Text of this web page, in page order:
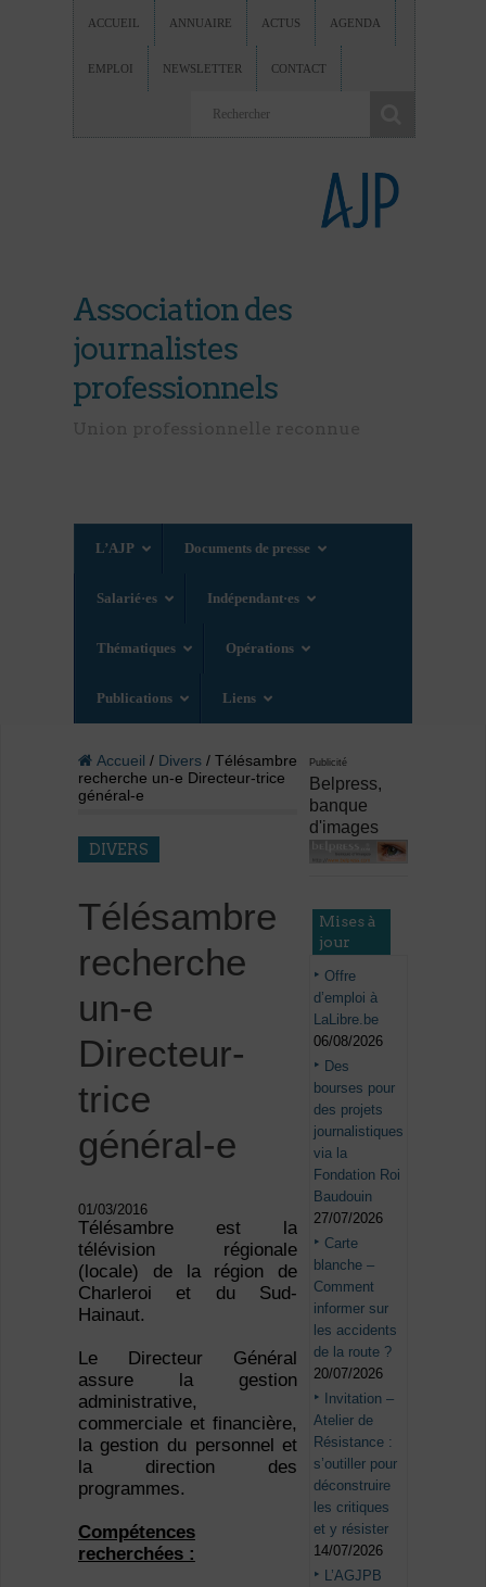
ACCUEIL ANNUAIRE ACTUS AGENDA
EMPLOI NEWSLETTER CONTACT
Association des
journalistes
professionnels
L’AJP Documents de presse
Salarié·es Indépendant·es
Thématiques Opérations
Publications Liens
Accueil / Divers/ Télésambre
recherche un-e Directeur-trice
général-e
DIVERS
Télésambre
recherche
un-e
Directeur-
trice
général-e
01/03/2016
Télésambre est la
télévision régionale
(locale) de la région de
Charleroi et du Sud-
Hainaut.
Le Directeur Général
assure la gestion
administrative,
commerciale et financière,
la gestion du personnel et
la direction des
programmes.
Compétences
recherchées :
Publicité
Belpress,
banque
d'images
Mises à
jour
Offre
d’emploi à
LaLibre.be
06/08/2026
Des
bourses pour
des projets
journalistiques
via la
Fondation Roi
Baudouin
27/07/2026
Carte
blanche –
Comment
informer sur
les accidents
de la route ?
20/07/2026
Invitation –
Atelier de
Résistance :
s’outiller pour
déconstruire
les critiques
et y résister
14/07/2026
L’AGJPB